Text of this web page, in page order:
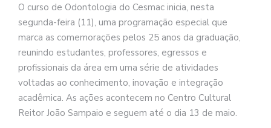
O curso de Odontologia do Cesmac inicia, nesta
segunda-feira (11), uma programação especial que
marca as comemorações pelos 25 anos da graduação,
reunindo estudantes, professores, egressos e
profissionais da área em uma série de atividades
voltadas ao conhecimento, inovação e integração
acadêmica. As ações acontecem no Centro Cultural
Reitor João Sampaio e seguem até o dia 13 de maio.